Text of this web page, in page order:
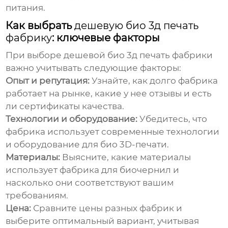
питания.
Как выбратьдешевую био 3д печать
фабрику: ключевые факторы
При выборедешевой био 3д печать фабрики
важно учитывать следующие факторы:
Опыт и репутация: Узнайте, как долго фабрика
работает на рынке, какие у нее отзывы и есть
ли сертификаты качества.
Технологии и оборудование: Убедитесь, что
фабрика использует современные технологии
и оборудование для био 3D-печати.
Материалы: Выясните, какие материалы
использует фабрика для биочернил и
насколько они соответствуют вашим
требованиям.
Цена: Сравните цены разных фабрик и
выберите оптимальный вариант, учитывая